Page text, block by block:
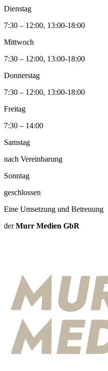
Dienstag
7:30 – 12:00, 13:00-18:00
Mittwoch
7:30 – 12:00, 13:00-18:00
Donnerstag
7:30 – 12:00, 13:00-18:00
Freitag
7:30 – 14:00
Samstag
nach Vereinbarung
Sonntag
geschlossen
Eine Umsetzung und Betreuung
derMurr Medien GbR